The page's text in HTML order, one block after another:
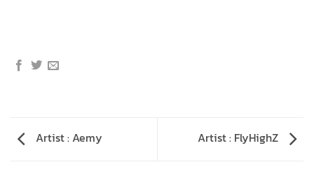
Artist : Aemy Artist : FlyHighZ